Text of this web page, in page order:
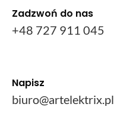
Zadzwoń do nas
+48 727 911 045
Napisz
biuro@artelektrix.pl